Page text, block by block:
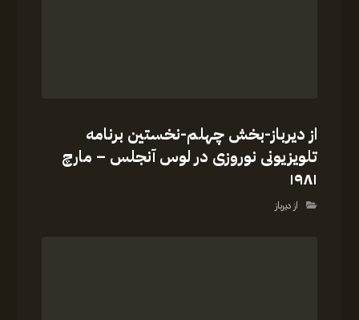
از دیرباز-بخش چهلم-نخستین برنامه
تلویزیونی نوروزی در لوس آنجلس – مارچ
۱۹۸۱
از دیرباز